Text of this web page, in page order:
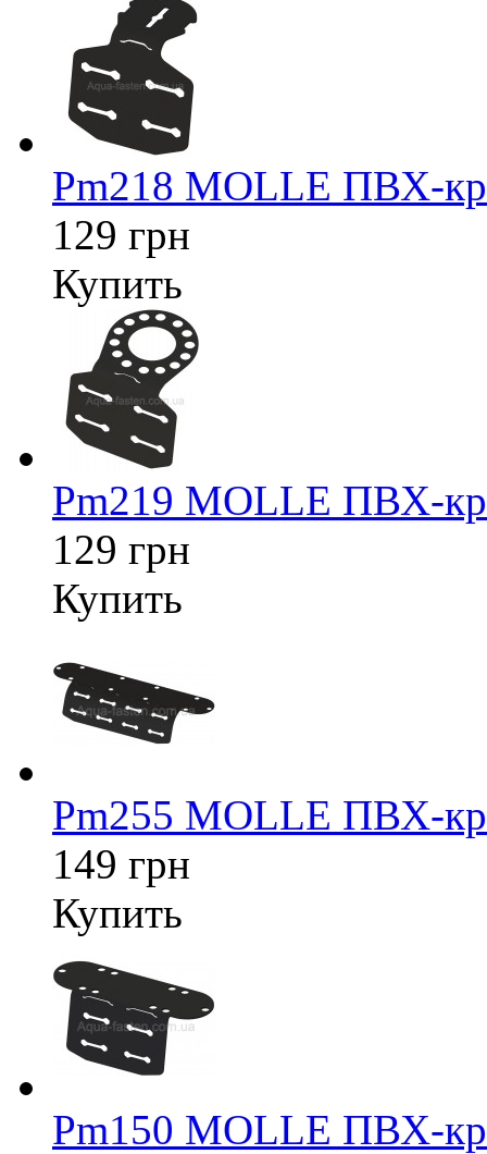
Pm218 MOLLE ПВХ-
129 грн
Купить
Pm219 MOLLE ПВХ-
129 грн
Купить
Pm255 MOLLE ПВХ-
149 грн
Купить
Pm150 MOLLE ПВХ-